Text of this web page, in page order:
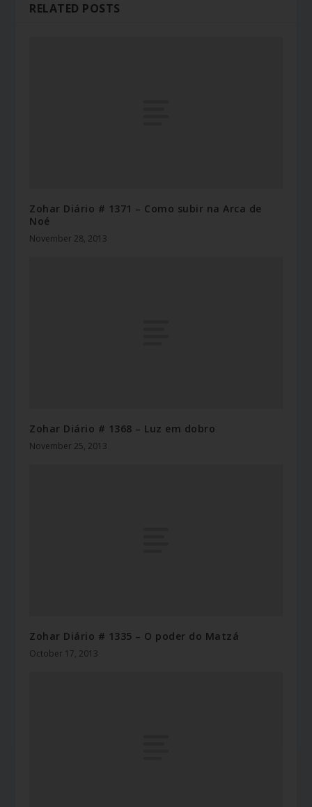
RELATED POSTS
Zohar Diário # 1371 – Como subir na Arca de
Noé
November 28, 2013
Zohar Diário # 1368 – Luz em dobro
November 25, 2013
Zohar Diário # 1335 – O poder do Matzá
October 17, 2013